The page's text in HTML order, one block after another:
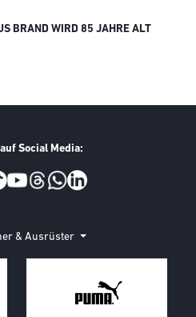
BRAND WIRD 85 JAHRE ALT
Social Media:
& Ausrüster